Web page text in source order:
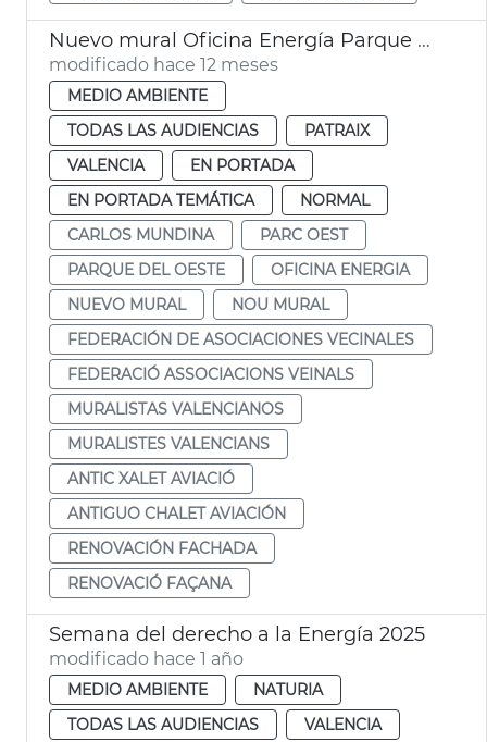
Nuevo mural Oficina Energía Parque del Oeste
modificado hace 12 meses
MEDIO AMBIENTE
TODAS LAS AUDIENCIAS
PATRAIX
VALENCIA
EN PORTADA
EN PORTADA TEMÁTICA
NORMAL
CARLOS MUNDINA
PARC OEST
PARQUE DEL OESTE
OFICINA ENERGIA
NUEVO MURAL
NOU MURAL
FEDERACIÓN DE ASOCIACIONES VECINALES
FEDERACIÓ ASSOCIACIONS VEINALS
MURALISTAS VALENCIANOS
MURALISTES VALENCIANS
ANTIC XALET AVIACIÓ
ANTIGUO CHALET AVIACIÓN
RENOVACIÓN FACHADA
RENOVACIÓ FAÇANA
Semana del derecho a la Energía 2025
modificado hace 1 año
MEDIO AMBIENTE
NATURIA
TODAS LAS AUDIENCIAS
VALENCIA